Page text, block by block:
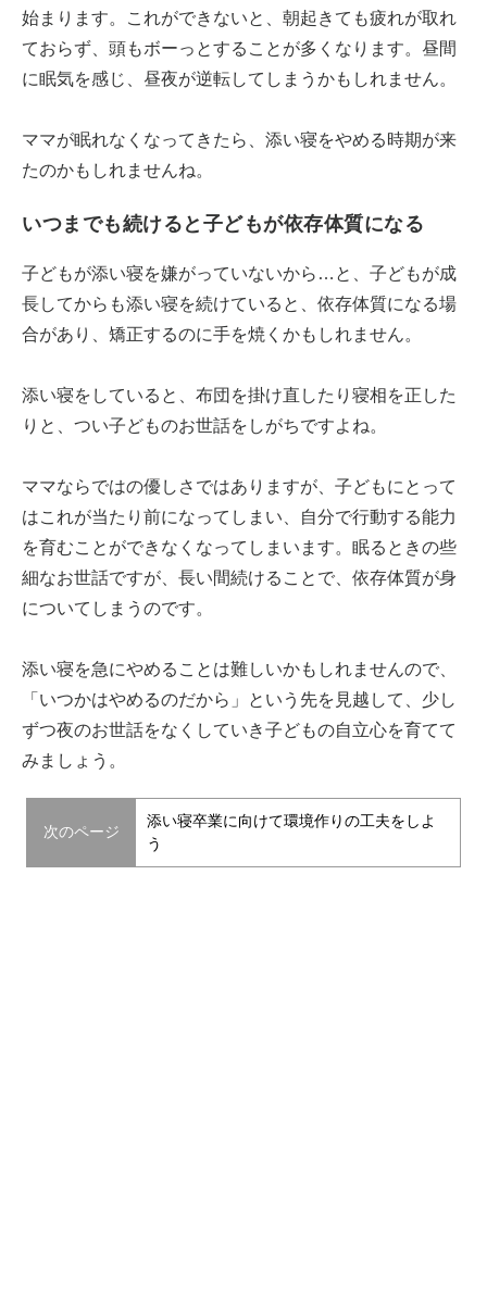
始まります。これができないと、朝起きても疲れが取れ
ておらず、頭もボーっとすることが多くなります。昼間
に眠気を感じ、昼夜が逆転してしまうかもしれません。
ママが眠れなくなってきたら、添い寝をやめる時期が来
たのかもしれませんね。
いつまでも続けると子どもが依存体質になる
子どもが添い寝を嫌がっていないから…と、子どもが成
長してからも添い寝を続けていると、依存体質になる場
合があり、矯正するのに手を焼くかもしれません。
添い寝をしていると、布団を掛け直したり寝相を正した
りと、つい子どものお世話をしがちですよね。
ママならではの優しさではありますが、子どもにとって
はこれが当たり前になってしまい、自分で行動する能力
を育むことができなくなってしまいます。眠るときの些
細なお世話ですが、長い間続けることで、依存体質が身
についてしまうのです。
添い寝を急にやめることは難しいかもしれませんので、
「いつかはやめるのだから」という先を見越して、少し
ずつ夜のお世話をなくしていき子どもの自立心を育てて
みましょう。
次のページ
添い寝卒業に向けて環境作りの工夫をしよ
う